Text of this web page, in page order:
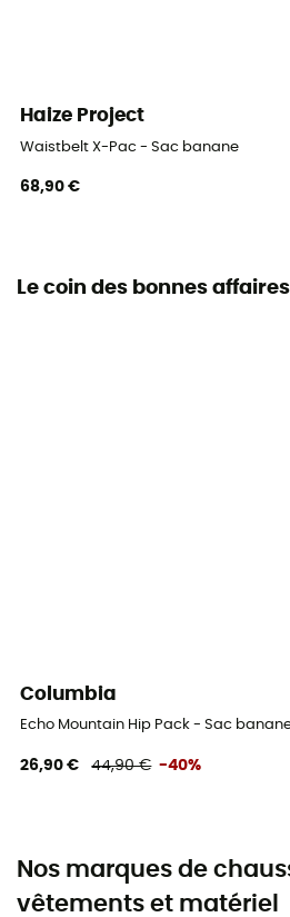
Haize Project
Waistbelt X-Pac - Sac banane
68,90 €
Le coin des bonnes affaires
Columbia
Echo Mountain Hip Pack - Sac
26,90 € 44,90 € -40%
Nos marques de
vêtements et matériel